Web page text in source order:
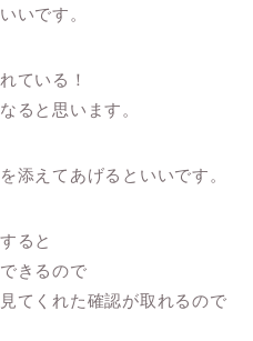
いです。
ている！
ると思います。
添えてあげるといいです。
ると
きるので
てくれた確認が取れるので